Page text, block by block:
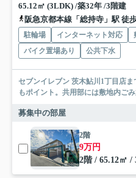
65.12㎡ (3LDK) /築32年 /3階建
阪急京都本線「総持寺」駅 徒
駐輪場 インターネット対応
バイク置場あり
公共下水
セブンイレブン 茨木鮎川1丁目店
もポイント。共用部には敷地内ご
募集中の部屋
2階
9万円
2階 / 65.12㎡ /